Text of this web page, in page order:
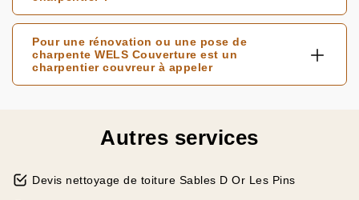
Pour une rénovation ou une pose de
charpente WELS Couverture est un
charpentier couvreur à appeler
Autres services
Devis nettoyage de toiture Sables D Or Les Pins